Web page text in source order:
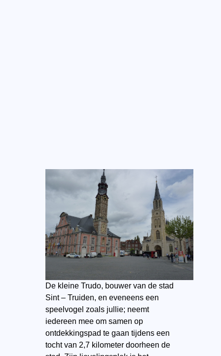
De kleine Trudo, bouwer van de stad
Sint – Truiden, en eveneens een
speelvogel zoals jullie; neemt
iedereen mee om samen op
ontdekkingspad te gaan tijdens een
tocht van 2,7 kilometer doorheen de